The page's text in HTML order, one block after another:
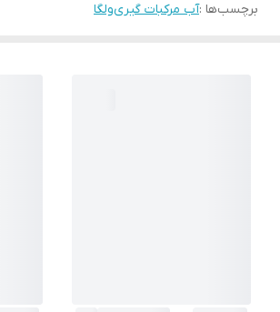
برچسب‌ها :آب مرکبات گیریولگا